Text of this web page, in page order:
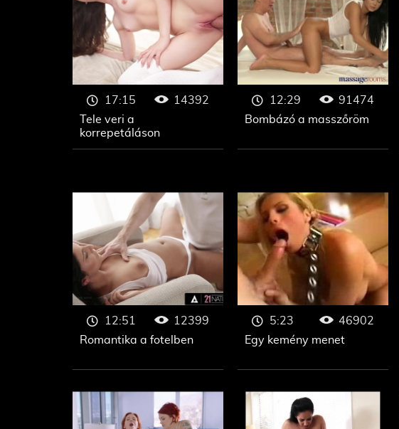
Tele veri a
korrepetáláson
17:15
14392
Bombázó a masszőröm
12:29
91474
Romantika a fotelben
12:51
12399
Egy kemény menet
5:23
46902